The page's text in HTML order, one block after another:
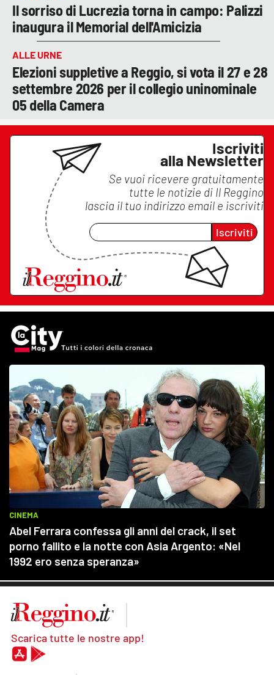
Il sorriso di Lucrezia torna in campo: Palizzi
inaugura il Memorial dell'Amicizia
ALLE URNE
Elezioni suppletive a Reggio, si vota il 27 e 28
settembre 2026 per il collegio uninominale
05 della Camera
Iscriviti
alla Newsletter
Se vuoi ricevere gratuitamente
tutte le notizie di Il Reggino
lascia il tuo indirizzo email e iscriviti
Iscriviti
Scarica tutte le nostre app!